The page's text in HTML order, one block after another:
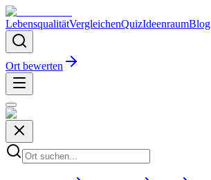
LebensqualitätVergleichenQuizIdeenraumBlog
Ort bewerten